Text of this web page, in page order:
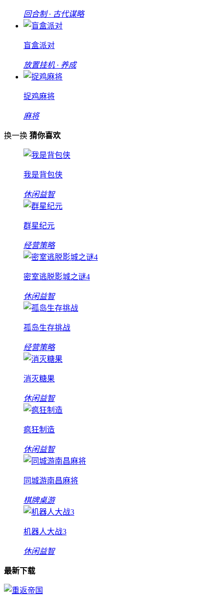
回合制 · 古代谋略
盲盒派对
放置挂机 · 养成
捉鸡麻将
麻将
换一换 猜你喜欢
我是背包侠
休闲益智
群星纪元
经营策略
密室逃脱影城之谜4
休闲益智
孤岛生存挑战
经营策略
消灭糖果
休闲益智
疯狂制造
休闲益智
同城游南昌麻将
棋牌桌游
机器人大战3
休闲益智
最新下载